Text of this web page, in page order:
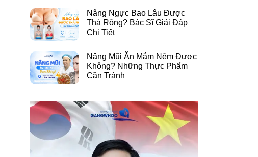
Nâng Ngực Bao Lâu Được
Thả Rông? Bác Sĩ Giải Đáp
Chi Tiết
Nâng Mũi Ăn Mắm Nêm Được
Không? Những Thực Phẩm
Cần Tránh